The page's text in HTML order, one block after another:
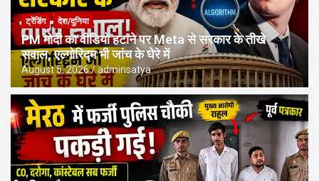
ट्रेंडिंग देश/दुनिया
PM मोदी का वीडियो हटाने पर Meta से सरकार के तीखे
सवाल, एल्गोरिद्म भी जांच के घेरे में
August 5, 2026 adminsatya